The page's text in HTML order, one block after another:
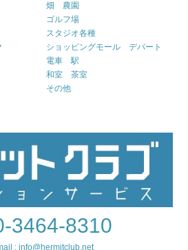
畑 農園
ゴルフ場
スタジオ各種
ショッピングモール デパート
電車 駅
和室 茶室
その他
3464-8310
: info@hermitclub.net